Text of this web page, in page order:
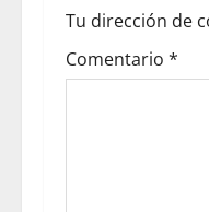
Tu dirección de
Comentario *